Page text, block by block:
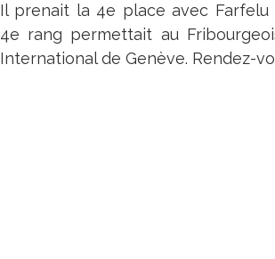
Il prenait la 4e place avec
4e rang permettait au
International de Genève. Rendez-